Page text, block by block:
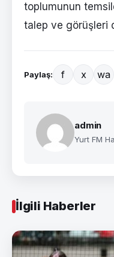
toplumunun
talep ve görüşleri
Paylaş: f x wa
admin
Yurt FM
İlgili Haberler